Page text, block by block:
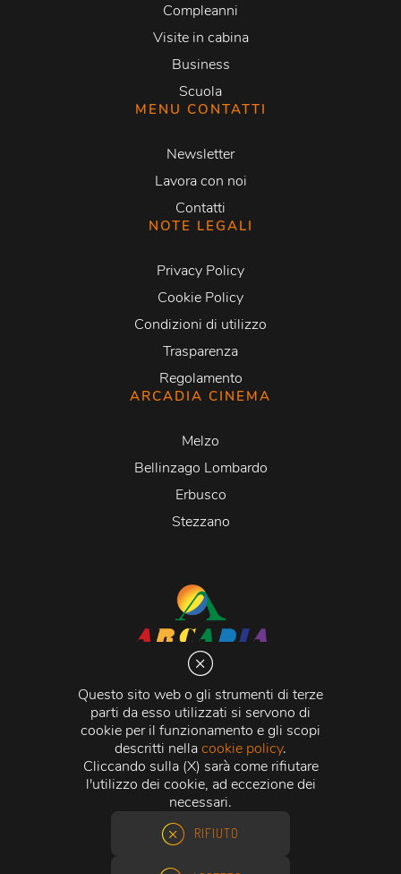
Questo sito web o gli strumenti di terze
parti da esso utilizzati si servono di
cookie per il funzionamento e gli scopi
descritti nellacookie policy.
Cliccando sulla (X) sarà come rifiutare
l'utilizzo dei cookie, ad eccezione dei
necessari.
RIFIUTO
Compleanni
Visite in cabina
Business
Scuola
MENU CONTATTI
Newsletter
Lavora con noi
Contatti
NOTE LEGALI
Privacy Policy
Cookie Policy
Condizioni di utilizzo
Trasparenza
Regolamento
ARCADIA CINEMA
Melzo
Bellinzago Lombardo
Erbusco
Stezzano
Via Martiri della Libertà 20066 Melzo (MI)
C.C.I.A.A. - R.E.A di Milano n. 1427910
Registro delle Imprese di Milano n. 338392 -
Fiscale e Partita Iva11015840157 | Capitale Sociale
500.000,00 i.v.
Credits:Crea Informatica S.r.l. 2026 © Tutti i diritti
riservati.